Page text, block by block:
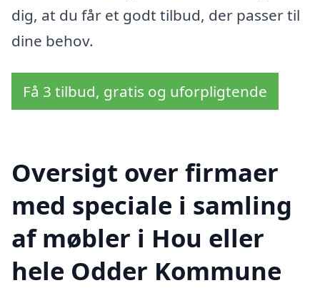
dig, at du får et godt tilbud, der passer til
dine behov.
Få 3 tilbud, gratis og uforpligtende
Oversigt over firmaer
med speciale i samling
af møbler i Hou eller
hele Odder Kommune